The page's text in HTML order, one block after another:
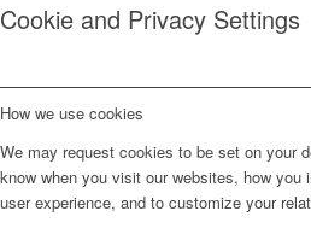
Cookie and Privacy Settings
How we use cookies
We may request cookies to be set on your
know when you visit our websites, how you
user experience, and to customize your